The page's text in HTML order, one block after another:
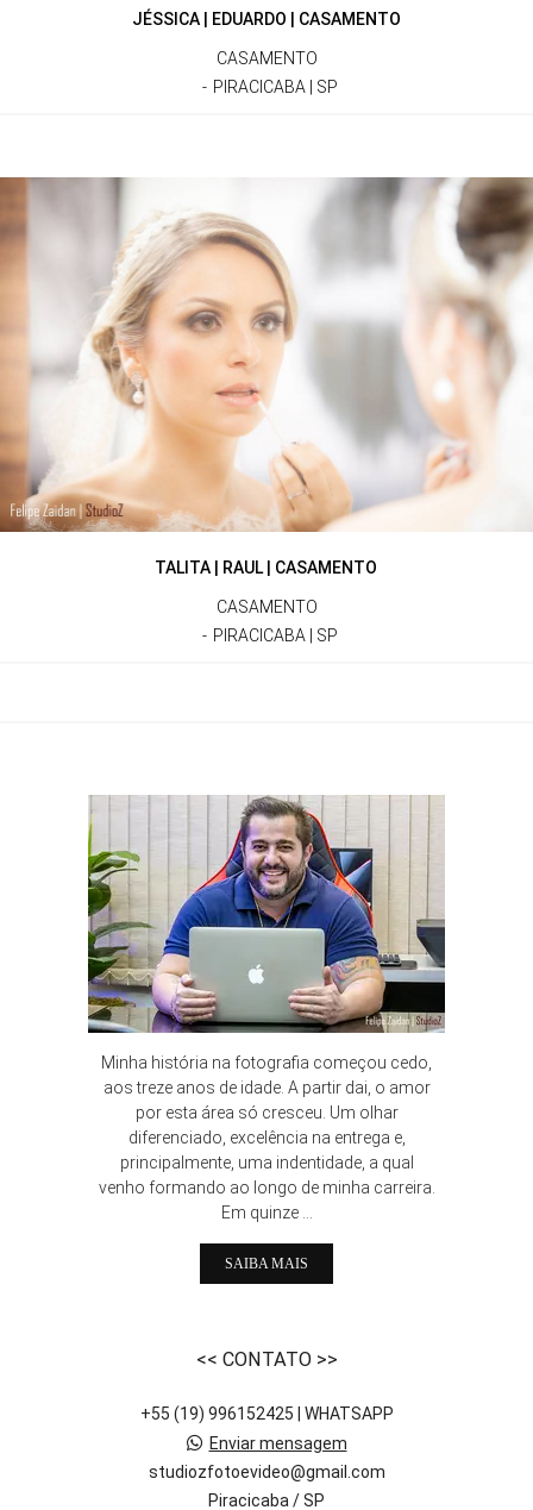
JÉSSICA | EDUARDO | CASAMENTO
CASAMENTO
PIRACICABA | SP
TALITA | RAUL | CASAMENTO
CASAMENTO
PIRACICABA | SP
Minha história na fotografia começou cedo,
aos treze anos de idade. A partir dai, o amor
por esta área só cresceu. Um olhar
diferenciado, excelência na entrega e,
principalmente, uma indentidade, a qual
venho formando ao longo de minha carreira.
Em quinze ...
SAIBA MAIS
<< CONTATO >>
+55 (19) 996152425 | WHATSAPP
Enviar mensagem
studiozfotoevideo@gmail.com
Piracicaba / SP